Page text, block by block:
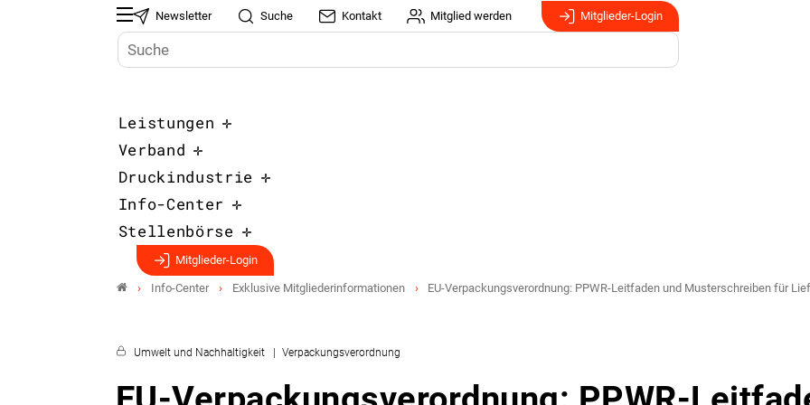
Newsletter Suche Kontakt Mitglied werden Mitglieder-Login
Leistungen
Verband
Druckindustrie
Info-Center
Stellenbörse
Mitglieder-Login
Info-Center Exklusive Mitgliederinformationen EU-Verpackungsverordnung: PPWR-Leitfaden und Musterschreiben für
Umwelt und Nachhaltigkeit Verpackungsverordnung